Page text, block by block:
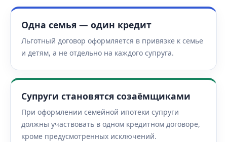
Одна семья — один кредит
Льготный договор оформляется в привязке к семье
и детям, а не отдельно на каждого супруга.
Супруги становятся созаёмщиками
При оформлении семейной ипотеки супруги
должны участвовать в одном кредитном договоре,
кроме предусмотренных исключений.